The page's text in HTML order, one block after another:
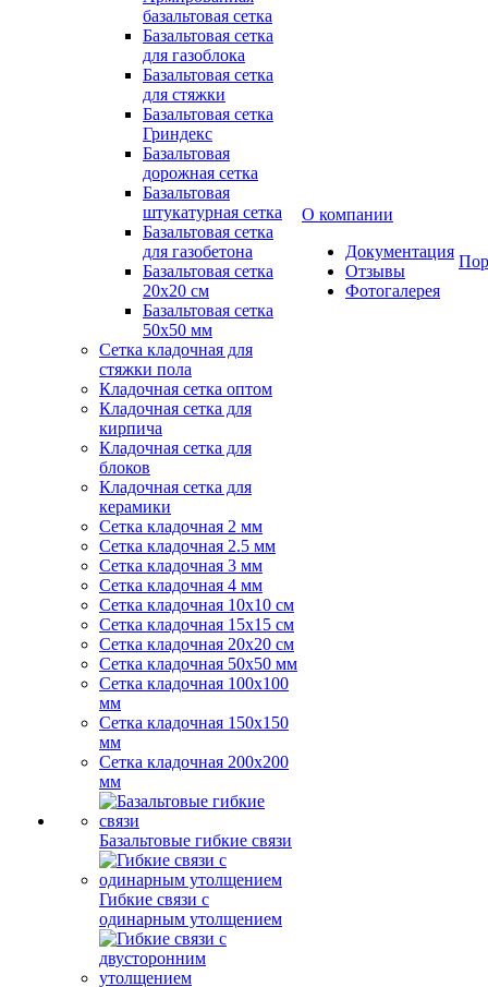
базальтовая сетка
Базальтовая сетка
для газоблока
Базальтовая сетка
для стяжки
Базальтовая сетка
Гриндекс
Базальтовая
дорожная сетка
Базальтовая
штукатурная сетка
Базальтовая сетка
для газобетона
Базальтовая сетка
20x20 см
Базальтовая сетка
50x50 мм
Сетка кладочная для
стяжки пола
Кладочная сетка оптом
Кладочная сетка для
кирпича
Кладочная сетка для
блоков
Кладочная сетка для
керамики
Сетка кладочная 2 мм
Сетка кладочная 2.5 мм
Сетка кладочная 3 мм
Сетка кладочная 4 мм
Сетка кладочная 10x10 см
Сетка кладочная 15x15 см
Сетка кладочная 20x20 см
Сетка кладочная 50x50 мм
Сетка кладочная 100x100
мм
Сетка кладочная 150x150
мм
Сетка кладочная 200x200
мм
Базальтовые гибкие связи
Гибкие связи с
одинарным утолщением
О компании
Документация
Отзывы
Фотогалерея